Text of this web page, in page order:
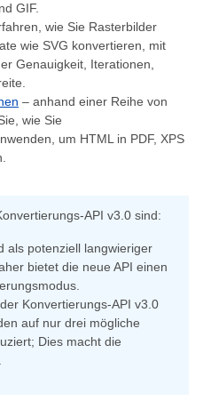
GIF.
wie Sie Rasterbilder
wie SVG konvertieren, mit
Genauigkeit, Iterationen,
– anhand einer Reihe von
wie Sie
um HTML in PDF, XPS
API v3.0 sind:
als potenziell langwieriger
bietet die neue API einen
Konvertierungs-API v3.0
auf nur drei mögliche
Dies macht die